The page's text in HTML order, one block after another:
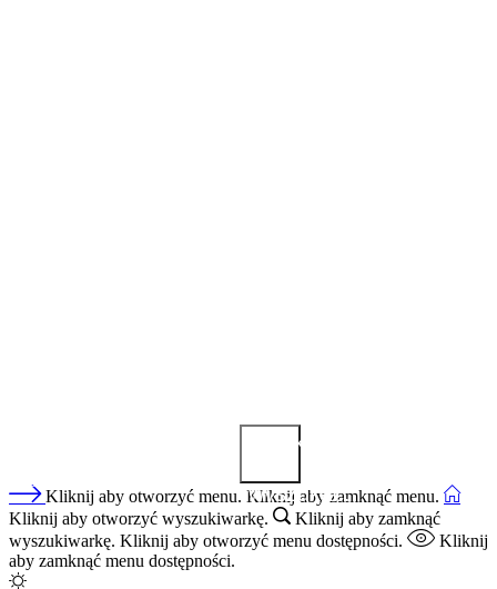
Kliknij
wyszukać.
Kliknij aby otworzyć menu. Kliknij aby zamknąć menu.
Kliknij aby otworzyć wyszukiwarkę.
Kliknij aby zamknąć
wyszukiwarkę. Kliknij aby otworzyć menu dostępności.
Kliknij
aby zamknąć menu dostępności.